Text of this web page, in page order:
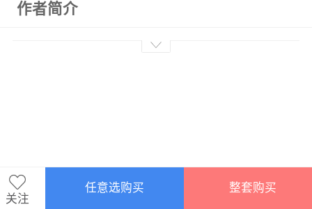
作者简介
关注
任意选购买 整套购买